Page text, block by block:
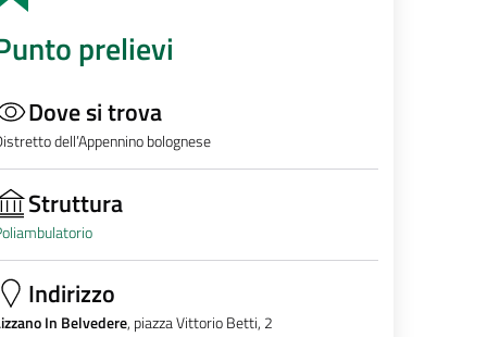
prelievi
Dove si trova
dell’Appennino bolognese
Struttura
Indirizzo
In Belvedere, piazza Vittorio Betti, 2